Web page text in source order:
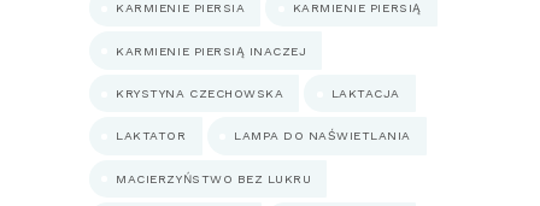
KARMIENIE PIERSIA KARMIENIE PIERSIĄ
KARMIENIE PIERSIĄ INACZEJ
KRYSTYNA CZECHOWSKA LAKTACJA
LAKTATOR LAMPA DO NAŚWIETLANIA
MACIERZYŃSTWO BEZ LUKRU